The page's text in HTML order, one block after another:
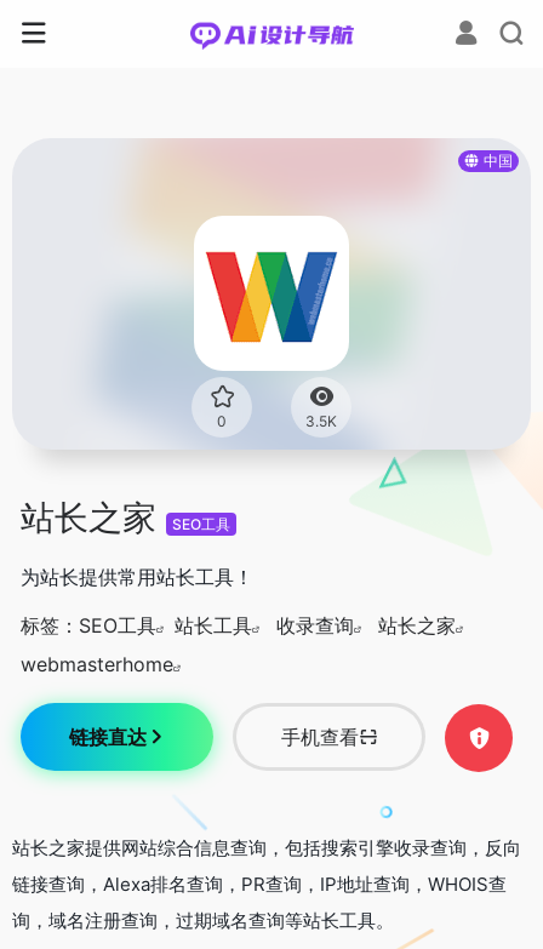
中国
0 3.5K
站长之家 SEO工具
为站长提供常用站长工具！
标签： SEO工具 站长工具 收录查询
站长之家
webmasterhome
链接直达 手机查看
站长之家提供网站综合信息查询，包括搜索引擎收录查询，反向
链接查询，Alexa排名查询，PR查询，IP地址查询，WHOIS查
询，域名注册查询，过期域名查询等站长工具。